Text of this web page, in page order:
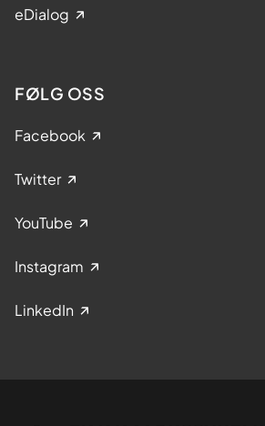
eDialog
FØLG OSS
Facebook
Twitter
YouTube
Instagram
LinkedIn